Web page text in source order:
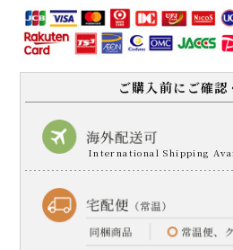
ご購入前にご確認